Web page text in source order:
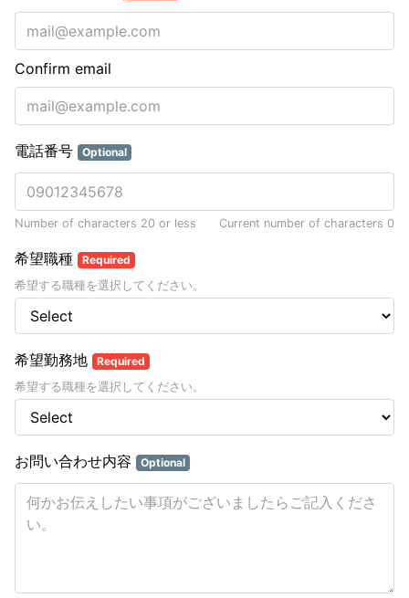
Confirm email
電話番号 Optional
Number of characters 20 or less Current number of characters 0
希望職種 Required
希望する職種を選択してください。
希望勤務地 Required
希望する職種を選択してください。
お問い合わせ内容 Optional